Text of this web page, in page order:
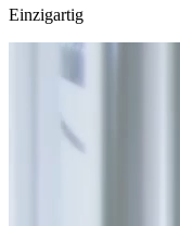
Einzigartig